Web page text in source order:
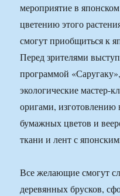
мероприятие в
цветению этого
смогут приобщиться к
Перед зрителями
программой
экологические мастер-
оригами, изготовлению
бумажных цветов и
ткани и лент с
Все желающие смогут
деревянных брусков,